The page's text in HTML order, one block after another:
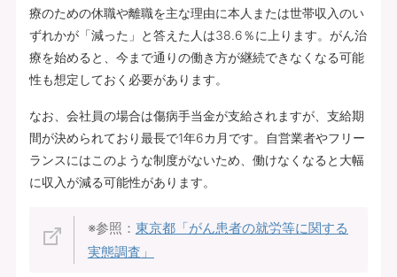
療のための休職や離職を主な理由に本人または世帯収入のい
ずれかが「減った」と答えた人は38.6％に上ります。がん治
療を始めると、今まで通りの働き方が継続できなくなる可能
性も想定しておく必要があります。
なお、会社員の場合は傷病手当金が支給されますが、支給期
間が決められており最長で1年6カ月です。自営業者やフリー
ランスにはこのような制度がないため、働けなくなると大幅
に収入が減る可能性があります。
※参照： 東京都「がん患者の就労等に関する
実態調査」